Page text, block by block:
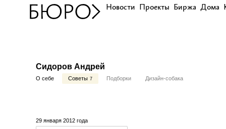
Новости Проекты Биржа Дома
Сидоров Андрей
О себе Советы 7 Подборки Дизайн-собака
29 января 2012 года